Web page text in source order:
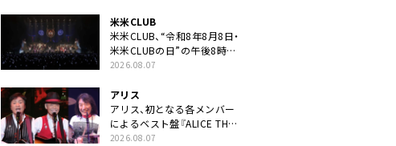
生の総括「自分自身を再確認
できた」
米米CLUB
米米CLUB、“令和8年8月8日・
米米CLUBの日”の午後8時に
40周年ライブより「FANtachy
2026.08.07
アリス
アリス、初となる各メンバー
によるベスト盤『ALICE THE
BEST “TORILOGY”』リリー
2026.08.07